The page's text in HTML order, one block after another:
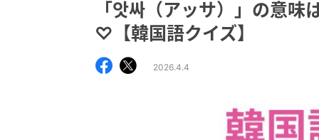
「앗싸（アッサ）」の意
♡【韓国語クイズ】
2026.4.4